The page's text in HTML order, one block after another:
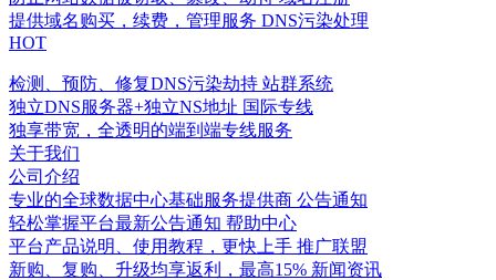
提供域名购买，续费，管理服务 DNS污染处理
HOT
检测、预防、修复DNS污染劫持 站群系统
独立DNS服务器+独立NS地址 国际专线
独享带宽，全透明的端到端专线服务
关于我们
公司介绍
专业的全球数据中心基础服务提供商 公告通知
轻松掌握平台最新公告通知 帮助中心
平台产品说明、使用教程，更快上手 推广联盟
新购、复购、升级均享返利，最高15% 新闻资讯